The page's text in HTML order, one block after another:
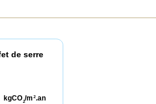
de serre
kgCO2/m 2.an